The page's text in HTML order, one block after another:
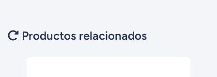
Productos relacionados